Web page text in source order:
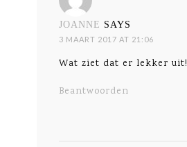
JOANNE SAYS
3 MAART 2017 AT 21:06
Wat ziet dat er lekker uit!
Beantwoorden